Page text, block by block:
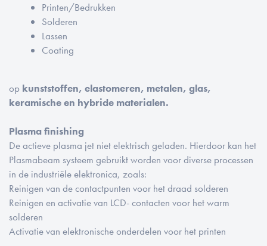
Printen/Bedrukken
Solderen
Lassen
Coating
op kunststoffen, elastomeren, metalen, glas,
keramische en hybride materialen.
Plasma finishing
De actieve plasma jet niet elektrisch geladen. Hierdoor kan het
Plasmabeam systeem gebruikt worden voor diverse processen
in de industriële elektronica, zoals:
Reinigen van de contactpunten voor het draad solderen
Reinigen en activatie van LCD- contacten voor het warm
solderen
Activatie van elektronische onderdelen voor het printen